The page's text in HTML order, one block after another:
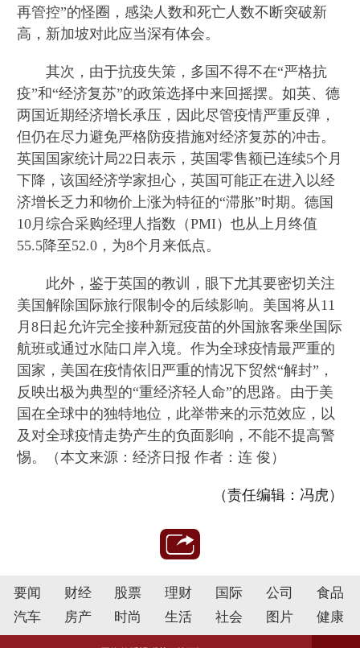
再管控”的怪圈，感染人数和死亡人数不断突破新
高，新加坡对此应当深有体会。
其次，由于抗疫失策，多国不得不在“严格抗
疫”和“经济复苏”的政策选择中来回摇摆。如英、德
两国近期经济增长承压，因此尽管疫情严重反弹，
但仍在尽力避免严格防疫措施对经济复苏的冲击。
英国国家统计局22日表示，英国零售额已连续5个月
下降，该国经济学家担心，英国可能正在进入以经
济增长乏力和物价上涨为特征的“滞胀”时期。德国
10月综合采购经理人指数（PMI）也从上月终值
55.5降至52.0，为8个月来低点。
此外，鉴于英国的教训，眼下尤其要密切关注
美国解除国际旅行限制令的后续影响。美国将从11
月8日起允许完全接种新冠疫苗的外国旅客乘坐国际
航班或通过水陆口岸入境。作为全球疫情最严重的
国家，美国在疫情依旧严重的情况下贸然“解封”，
反映出极为典型的“重经济轻人命”的思路。由于美
国在全球中的独特地位，此举带来的示范效应，以
及对全球疫情走势产生的负面影响，不能不提高警
惕。（本文来源：经济日报 作者：连 俊）
（责任编辑：冯虎）
要闻 财经 股票 理财 国际 公司
食品
汽车
房产 时尚 生活 社会 图片 健康